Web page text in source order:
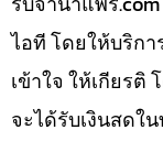
ไอที โดยให้บริก
เข้าใจ ให้เกียรติ
จะได้รับเงินสดใ